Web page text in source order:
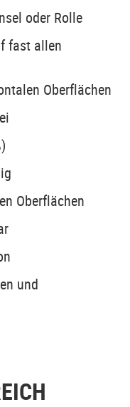
oder Rolle
fast allen
Oberflächen
Oberflächen
und